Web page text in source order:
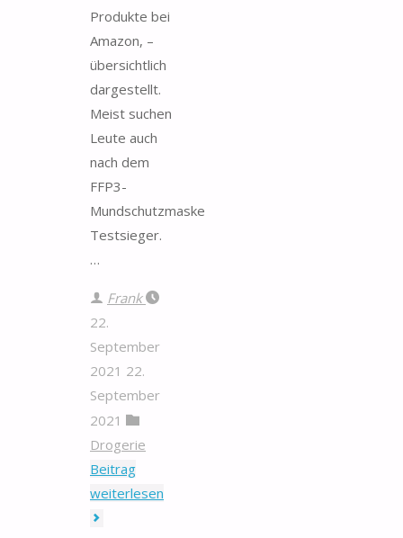
Produkte bei
Amazon, –
übersichtlich
dargestellt.
Meist suchen
Leute auch
nach dem
FFP3-
Mundschutzmaske
Testsieger.
…
Frank
22.
September
2021 22.
September
2021
Drogerie
Beitrag
weiterlesen